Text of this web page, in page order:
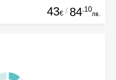
43€ / 84.10
лв.